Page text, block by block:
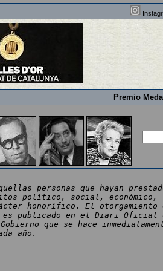
Premio
personas que hayan
político, social, económico,
honorífico. El otorgamiento
es publicado en el Diari Oficial
que se hace
año.